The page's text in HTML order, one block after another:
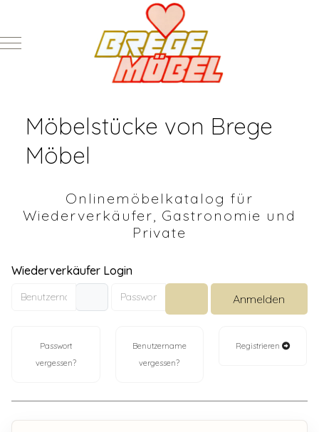
Mobile Menu Toggle
Möbelstücke von Brege
Möbel
Onlinemöbelkatalog für
Wiederverkäufer, Gastronomie und
Private
Wiederverkäufer Login
Benutzername
Passwort
Passwort anzeigen
Anmelden
Passwort
vergessen?
Benutzername
vergessen?
Registrieren